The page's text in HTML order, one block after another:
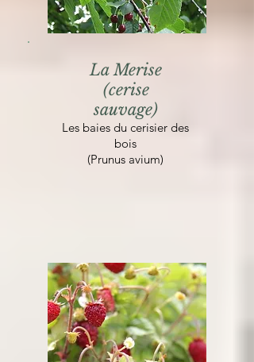
La Merise
(cerise
sauvage)
Les baies du cerisier des
bois
(Prunus avium)